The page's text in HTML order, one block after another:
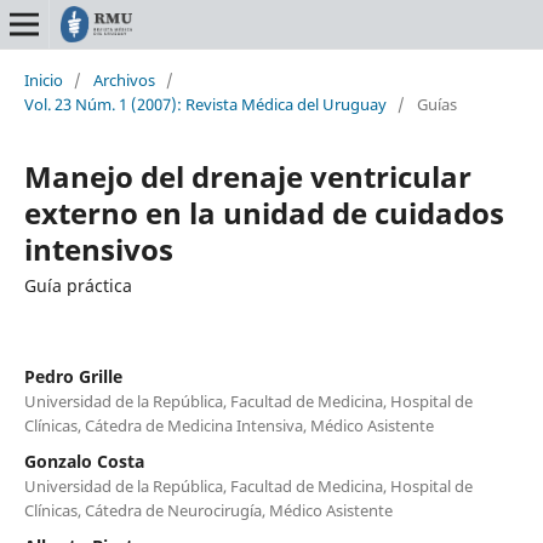
Inicio / Archivos /
Vol. 23 Núm. 1 (2007): Revista Médica del Uruguay / Guías
Manejo del drenaje ventricular
externo en la unidad de cuidados
intensivos
Guía práctica
Pedro Grille
Universidad de la República, Facultad de Medicina, Hospital de
Clínicas, Cátedra de Medicina Intensiva, Médico Asistente
Gonzalo Costa
Universidad de la República, Facultad de Medicina, Hospital de
Clínicas, Cátedra de Neurocirugía, Médico Asistente